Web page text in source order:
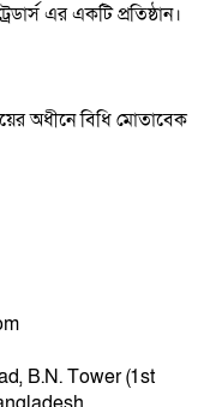
এর একটি প্রতিষ্ঠান।
অধীনে বিধি মোতাবেক
B.N. Tower (1st